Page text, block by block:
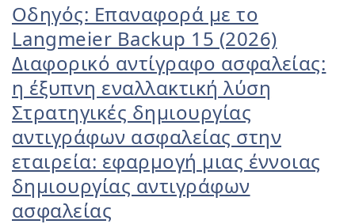
Οδηγός: Επαναφορά με το
Langmeier Backup 15 (2026)
Διαφορικό αντίγραφο ασφαλείας:
η έξυπνη εναλλακτική λύση
Στρατηγικές δημιουργίας
αντιγράφων ασφαλείας στην
εταιρεία: εφαρμογή μιας έννοιας
δημιουργίας αντιγράφων
ασφαλείας